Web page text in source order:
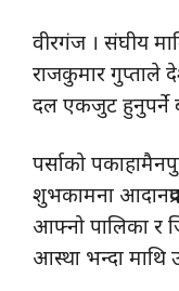
वीरगंज । संघीय
राजकुमार गुप्ताले
दल एकजुट हुनुपर्ने
पर्साको
शुभकामना
आफ्नो पालिका र
आस्था भन्दा